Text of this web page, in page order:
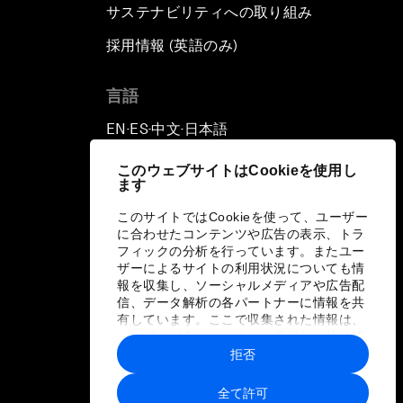
このウェブサイトはCookieを使用し
ます
このサイトではCookieを使って、ユーザー
に合わせたコンテンツや広告の表示、トラ
フィックの分析を行っています。またユー
ザーによるサイトの利用状況についても情
報を収集し、ソーシャルメディアや広告配
信、データ解析の各パートナーに情報を共
有しています。ここで収集された情報は、
ユーザーが各パートナーに提供した他の情
報や各パートナーのサービスを使用した際
に収集された情報と組み合わされ、各パー
トナーによって使用されることがありま
全て許可
拒否
サステナビリティへの取り組み
採用情報 (英語のみ)
言語
EN ▪ ES▪中文▪ 日本語